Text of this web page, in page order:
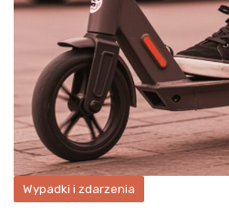
Wypadki i zdarzenia